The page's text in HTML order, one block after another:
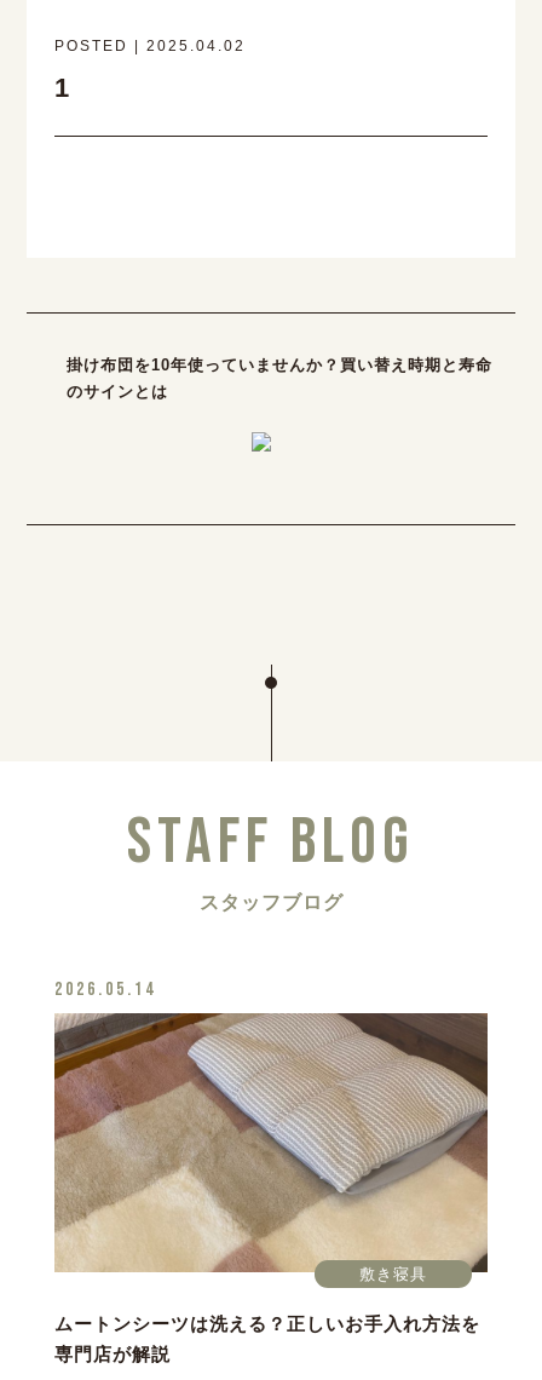
POSTED | 2025.04.02
1
掛け布団を10年使っていませんか？買い替え時期と寿命
のサインとは
STAFF BLOG
スタッフブログ
2026.05.14
敷き寝具
ムートンシーツは洗える？正しいお手入れ方法を
専門店が解説